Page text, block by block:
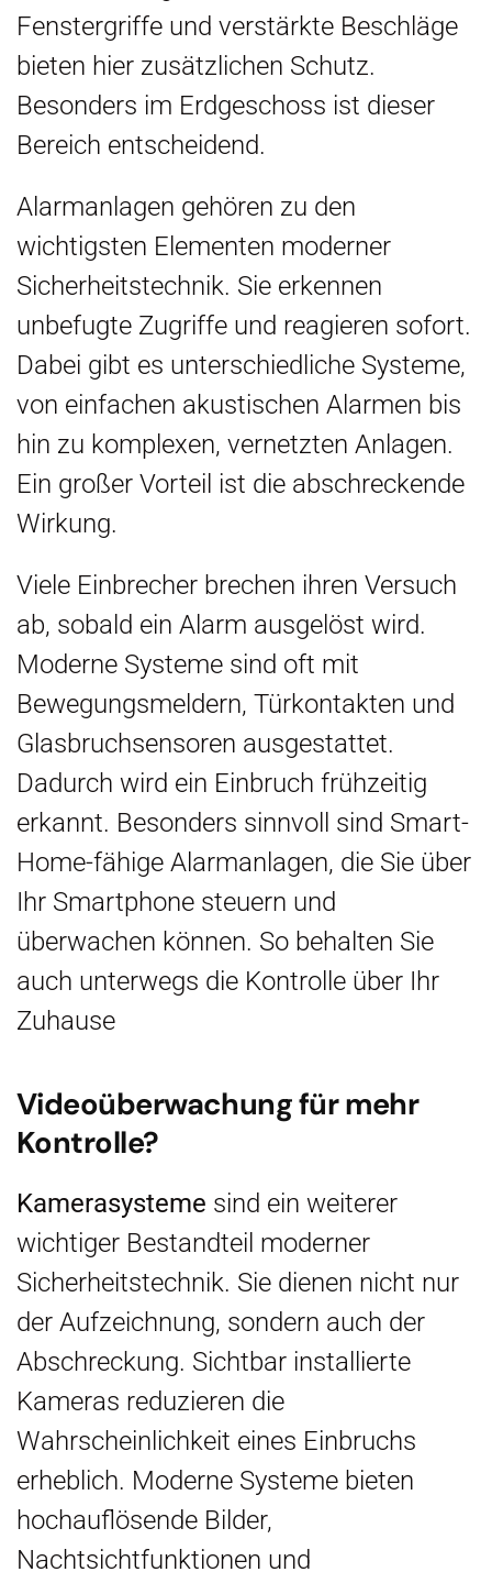
Fenstergriffe und verstärkte Beschläge
bieten hier zusätzlichen Schutz.
Besonders im Erdgeschoss ist dieser
Bereich entscheidend.
Alarmanlagen gehören zu den
wichtigsten Elementen moderner
Sicherheitstechnik. Sie erkennen
unbefugte Zugriffe und reagieren sofort.
Dabei gibt es unterschiedliche Systeme,
von einfachen akustischen Alarmen bis
hin zu komplexen, vernetzten Anlagen.
Ein großer Vorteil ist die abschreckende
Wirkung.
Viele Einbrecher brechen ihren Versuch
ab, sobald ein Alarm ausgelöst wird.
Moderne Systeme sind oft mit
Bewegungsmeldern, Türkontakten und
Glasbruchsensoren ausgestattet.
Dadurch wird ein Einbruch frühzeitig
erkannt. Besonders sinnvoll sind Smart-
Home-fähige Alarmanlagen, die Sie über
Ihr Smartphone steuern und
überwachen können. So behalten Sie
auch unterwegs die Kontrolle über Ihr
Zuhause
Videoüberwachung für mehr
Kontrolle?
Kamerasysteme sind ein weiterer
wichtiger Bestandteil moderner
Sicherheitstechnik. Sie dienen nicht nur
der Aufzeichnung, sondern auch der
Abschreckung. Sichtbar installierte
Kameras reduzieren die
Wahrscheinlichkeit eines Einbruchs
erheblich. Moderne Systeme bieten
hochauflösende Bilder,
Nachtsichtfunktionen und